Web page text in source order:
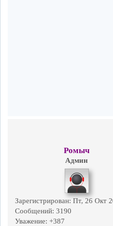
Ромыч
Админ
Зарегистрирован: Пт, 26 Окт
Сообщений: 3190
Уважение: +387